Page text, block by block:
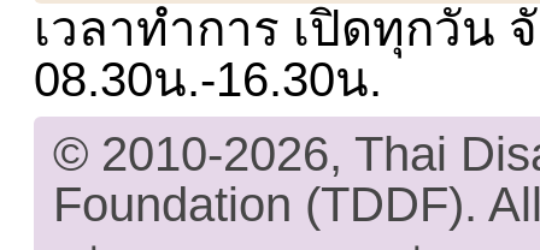
เวลาทำการ เปิดทุกวัน
08.30น.-16.30น.
© 2010-2026, Thai
Foundation (TDDF).